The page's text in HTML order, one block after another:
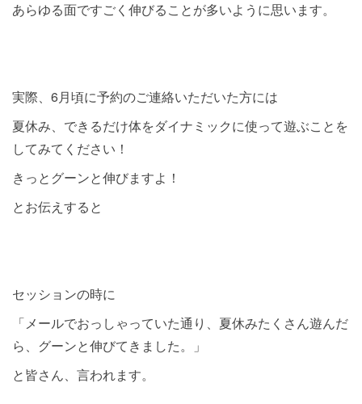
あらゆる面ですごく伸びることが多いように思います。
実際、6月頃に予約のご連絡いただいた方には
夏休み、できるだけ体をダイナミックに使って遊ぶことを
してみてください！
きっとグーンと伸びますよ！
とお伝えすると
セッションの時に
「メールでおっしゃっていた通り、夏休みたくさん遊んだ
ら、グーンと伸びてきました。」
と皆さん、言われます。